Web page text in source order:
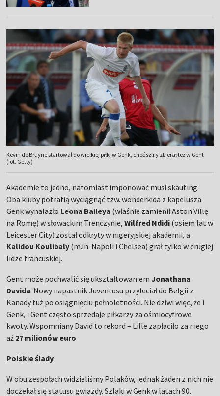
Kevin de Bruyne startował do wielkiej piłki w Genk, choć szlify zbierał też w Gent
(fot. Getty)
Akademie to jedno, natomiast imponować musi skauting.
Oba kluby potrafią wyciągnąć tzw. wonderkida z kapelusza.
Genk wynalazło Leona Baileya (właśnie zamienił Aston Villę
na Romę) w słowackim Trenczynie,Wilfred Ndidi (osiem lat w
Leicester City) został odkryty w nigeryjskiej akademii, a
Kalidou Koulibaly (m.in. Napoli i Chelsea) grał tylko w drugiej
lidze francuskiej.
Gent może pochwalić się ukształtowaniem Jonathana
Davida. Nowy napastnik Juventusu przyleciał do Belgii z
Kanady tuż po osiągnięciu pełnoletności. Nie dziwi więc, że i
Genk, i Gent często sprzedaje piłkarzy za ośmiocyfrowe
kwoty. Wspomniany David to rekord – Lille zapłaciło za niego
aż 27 milionów euro.
Polskie ślady
W obu zespołach widzieliśmy Polaków, jednak żaden z nich nie
doczekał się statusu gwiazdy. Szlaki w Genk w latach 90.